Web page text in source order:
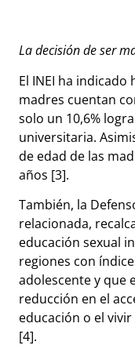
La decisión de ser
El INEI ha indicado
madres cuentan
solo un 10,6%
universitaria.
de edad de las
años [3].
También, la
relacionada,
educación sexual
regiones con
adolescente y que
reducción en el
educación o el
[4].